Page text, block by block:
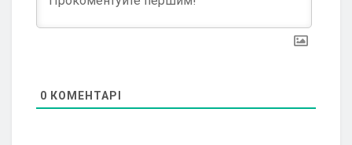
0 КОМЕНТАРІ